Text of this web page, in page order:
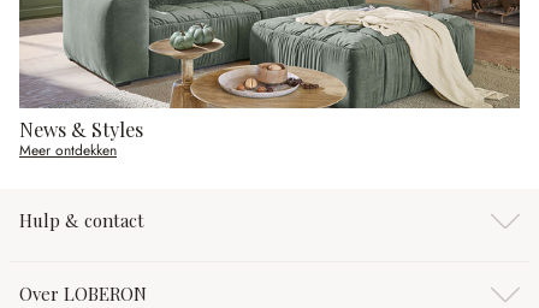
News & Styles
Meer ontdekken
Hulp & contact
Over LOBERON